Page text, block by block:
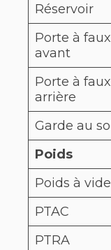
Réservoir
Porte à faux
avant
Porte à faux
arrière
Garde au sol
Poids
Poids à vide
PTAC
PTRA